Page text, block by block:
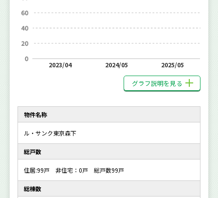
2023/04 2024/05 2025/05
グラフ説明を見る
物件名称
ル・サンク東京森下
総戸数
住居:99戸 非住宅：0戸 総戸数99戸
総棟数